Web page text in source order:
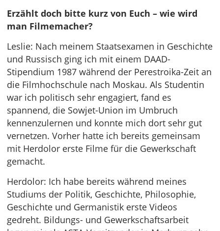
Erzählt doch bitte kurz von Euch – wie wird
man Filmemacher?
Leslie: Nach meinem Staatsexamen in Geschichte
und Russisch ging ich mit einem DAAD-
Stipendium 1987 während der Perestroika-Zeit an
die Filmhochschule nach Moskau. Als Studentin
war ich politisch sehr engagiert, fand es
spannend, die Sowjet-Union im Umbruch
kennenzulernen und konnte mich dort sehr gut
vernetzen. Vorher hatte ich bereits gemeinsam
mit Herdolor erste Filme für die Gewerkschaft
gemacht.
Herdolor: Ich habe bereits während meines
Studiums der Politik, Geschichte, Philosophie,
Geschichte und Germanistik erste Videos
gedreht. Bildungs- und Gewerkschaftsarbeit